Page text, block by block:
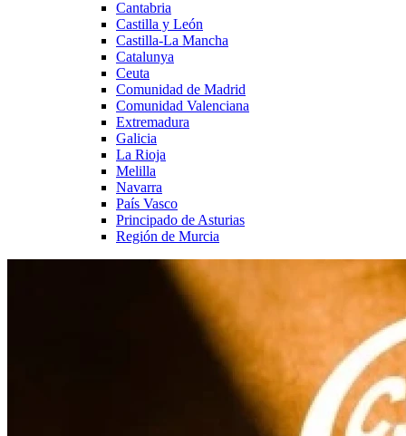
Cantabria
Castilla y León
Castilla-La Mancha
Catalunya
Ceuta
Comunidad de Madrid
Comunidad Valenciana
Extremadura
Galicia
La Rioja
Melilla
Navarra
País Vasco
Principado de Asturias
Región de Murcia